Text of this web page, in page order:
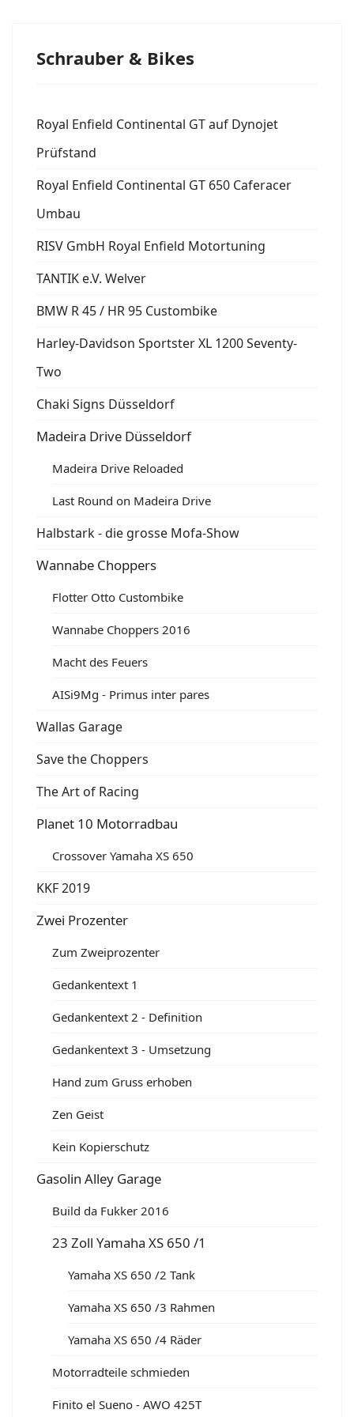
Schrauber & Bikes
Royal Enfield Continental GT auf Dynojet
Prüfstand
Royal Enfield Continental GT 650 Caferacer
Umbau
RISV GmbH Royal Enfield Motortuning
TANTIK e.V. Welver
BMW R 45 / HR 95 Custombike
Harley-Davidson Sportster XL 1200 Seventy-
Two
Chaki Signs Düsseldorf
Madeira Drive Düsseldorf
Madeira Drive Reloaded
Last Round on Madeira Drive
Halbstark - die grosse Mofa-Show
Wannabe Choppers
Flotter Otto Custombike
Wannabe Choppers 2016
Macht des Feuers
AISi9Mg - Primus inter pares
Wallas Garage
Save the Choppers
The Art of Racing
Planet 10 Motorradbau
Crossover Yamaha XS 650
KKF 2019
Zwei Prozenter
Zum Zweiprozenter
Gedankentext 1
Gedankentext 2 - Definition
Gedankentext 3 - Umsetzung
Hand zum Gruss erhoben
Zen Geist
Kein Kopierschutz
Gasolin Alley Garage
Build da Fukker 2016
23 Zoll Yamaha XS 650 /1
Yamaha XS 650 /2 Tank
Yamaha XS 650 /3 Rahmen
Yamaha XS 650 /4 Räder
Motorradteile schmieden
Finito el Sueno - AWO 425T